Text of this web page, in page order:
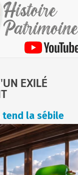
EXILÉ
tend la sébile